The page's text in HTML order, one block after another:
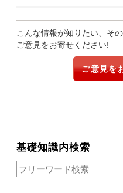
こんな情報が知りたい、そ
ご意見をお寄せください!
ご意見を
基礎知識内検索